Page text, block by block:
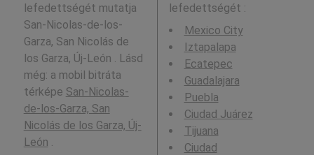
lefedettségét mutatja
San-Nicolas-de-los-
Garza, San Nicolás de
los Garza, Új-León . Lásd
még: a mobil bitráta
térképe San-Nicolas-
de-los-Garza, San
Nicolás de los Garza, Új-
León
lefedettségét :
Mexico City
Iztapalapa
Ecatepec
Guadalajara
Puebla
Ciudad Juárez
Tijuana
Ciudad